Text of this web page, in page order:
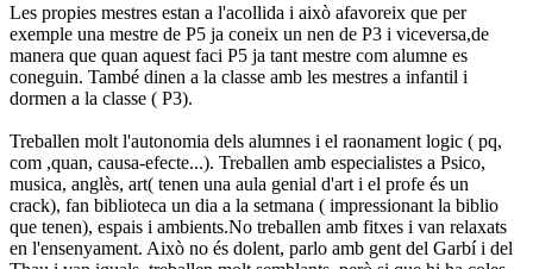
Les propies mestres estan a l'acollida i això afavoreix que per
exemple una mestre de P5 ja coneix un nen de P3 i viceversa,de
manera que quan aquest faci P5 ja tant mestre com alumne es
coneguin. També dinen a la classe amb les mestres a infantil i
dormen a la classe ( P3).
Treballen molt l'autonomia dels alumnes i el raonament logic ( pq,
com ,quan, causa-efecte...). Treballen amb especialistes a Psico,
musica, anglès, art( tenen una aula genial d'art i el profe és un
crack), fan biblioteca un dia a la setmana ( impressionant la biblio
que tenen), espais i ambients.No treballen amb fitxes i van relaxats
en l'ensenyament. Això no és dolent, parlo amb gent del Garbí i del